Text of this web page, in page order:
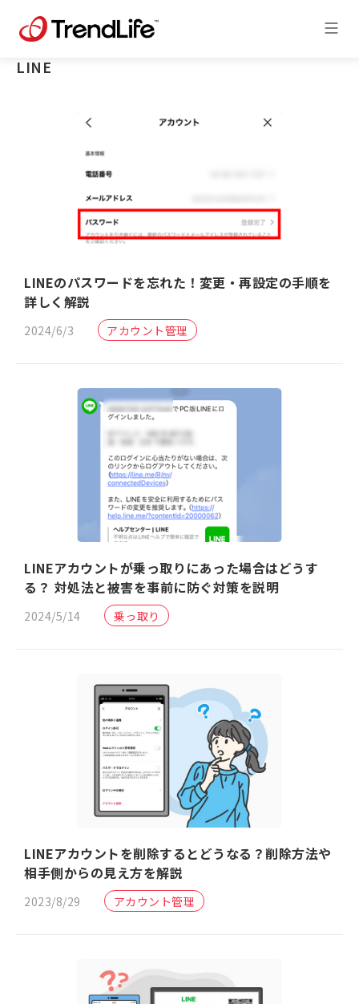
LINE
LINEのパスワードを忘れた！変更・再設定の手順を
詳しく解説
2024/6/3 アカウント管理
LINEアカウントが乗っ取りにあった場合はどうす
る？ 対処法と被害を事前に防ぐ対策を説明
2024/5/14 乗っ取り
LINEアカウントを削除するとどうなる？削除方法や
相手側からの見え方を解説
2023/8/29 アカウント管理